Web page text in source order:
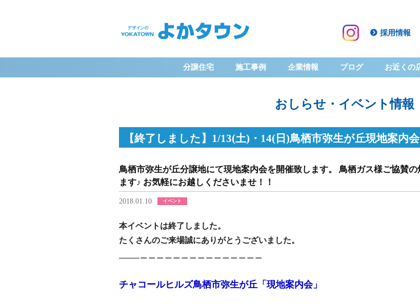
よ
か
ン
採用情報
分譲住宅 施工事例 企業情報 ブログ お近くの
おしらせ・イベント情報
【終了しました】1/13(土)・14(日)鳥栖市弥生が丘現地案内会
鳥栖市弥生が丘分譲地にて現地案内会を開催致します。 鳥栖ガス様ご協賛
ます♪ お気軽にお越しくださいませ！！
2018.01.10 イベント
本イベントは終了しました。
たくさんのご来場誠にありがとうございました。
チャコールヒルズ鳥栖市弥生が丘「現地案内会」